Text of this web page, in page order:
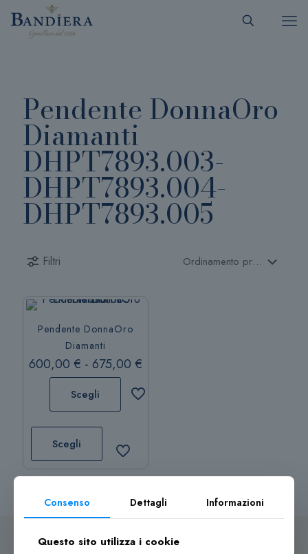
Pendente DonnaOro
Diamanti
DHPT7893.003-
DHPT7893.004-
DHPT7893.005
Filtri
Pendente DonnaOro
Diamanti
600,00€ - 675,00€
prezzo:
Scegli
Scegli
più
opzioni
possono
Consenso Dettagli Informazioni
Questo sito utilizza i cookie